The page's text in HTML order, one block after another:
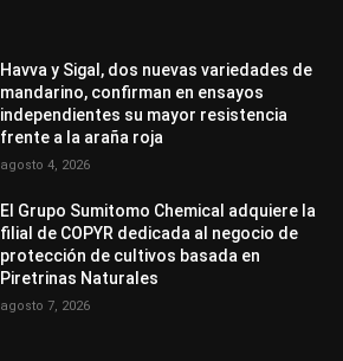
Havva y Sigal, dos nuevas variedades de
mandarino, confirman en ensayos
independientes su mayor resistencia
frente a la araña roja
agosto 4, 2026
El Grupo Sumitomo Chemical adquiere la
filial de COPYR dedicada al negocio de
protección de cultivos basada en
Piretrinas Naturales
agosto 7, 2026